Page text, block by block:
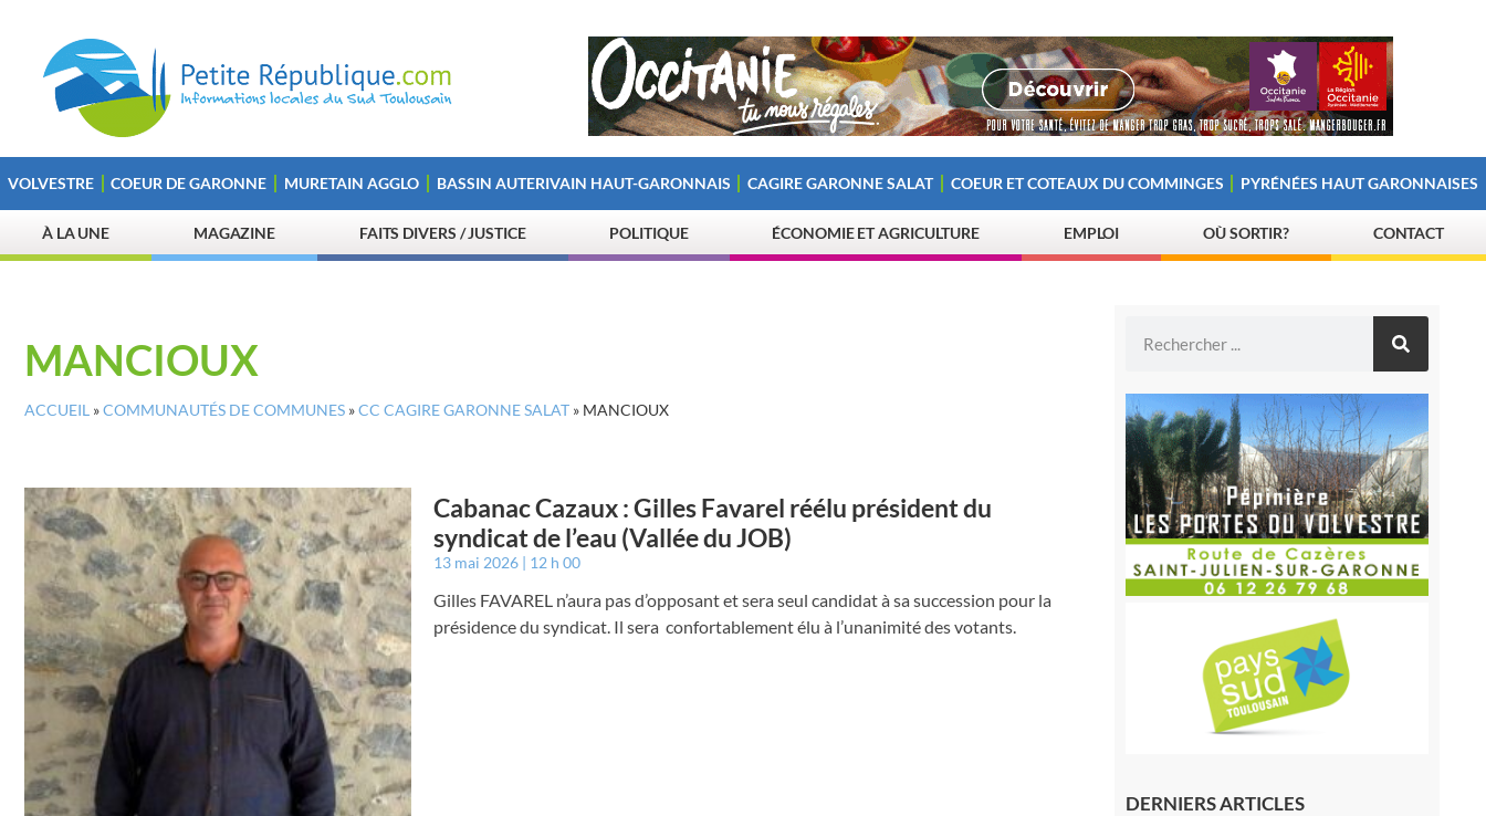
VOLVESTRE COEUR DE GARONNE MURETAIN AGGLO BASSIN AUTERIVAIN HAUT-GARONNAIS CAGIRE GARONNE SALAT COEUR ET COTEAUX DU COMMINGES PYRÉNÉES HAUT GARONNAISES
À LA UNE MAGAZINE FAITS DIVERS / JUSTICE POLITIQUE ÉCONOMIE ET AGRICULTURE EMPLOI OÙ SORTIR? CONTACT
MANCIOUX
ACCUEIL »COMMUNAUTÉS DE COMMUNES »CC CAGIRE GARONNE SALAT » MANCIOUX
Cabanac Cazaux : Gilles Favarel réélu président du
syndicat de l’eau (Vallée du JOB)
13 mai 2026 12 h 00
Gilles FAVAREL n’aura pas d’opposant et sera seul candidat à sa succession pour la
présidence du syndicat. Il sera confortablement élu à l’unanimité des votants.
DERNIERS ARTICLES